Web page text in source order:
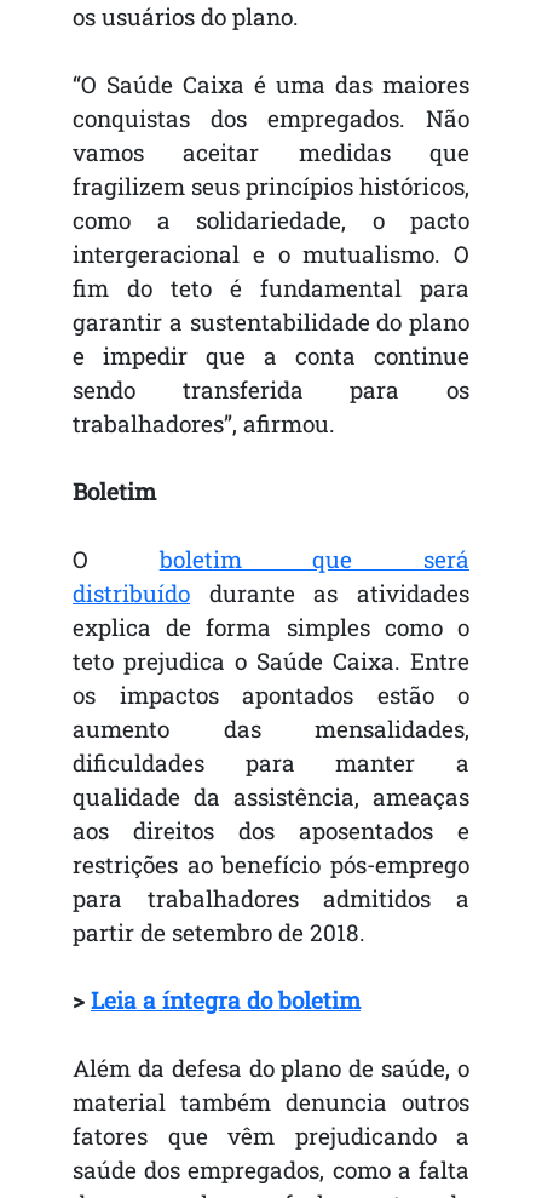
os usuários do plano.
“O Saúde Caixa é uma das maiores
conquistas dos empregados. Não
vamos aceitar medidas que
fragilizem seus princípios históricos,
como a solidariedade, o pacto
intergeracional e o mutualismo. O
fim do teto é fundamental para
garantir a sustentabilidade do plano
e impedir que a conta continue
sendo transferida para os
trabalhadores”, afirmou.
Boletim
Oboletim que será
distribuído durante as atividades
explica de forma simples como o
teto prejudica o Saúde Caixa. Entre
os impactos apontados estão o
aumento das mensalidades,
dificuldades para manter a
qualidade da assistência, ameaças
aos direitos dos aposentados e
restrições ao benefício pós-emprego
para trabalhadores admitidos a
partir de setembro de 2018.
> Leia a íntegra do boletim
Além da defesa do plano de saúde, o
material também denuncia outros
fatores que vêm prejudicando a
saúde dos empregados, como a falta